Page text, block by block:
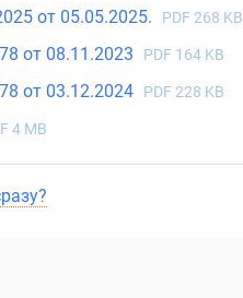
от 05.05.2025. PDF 268 KB
от 08.11.2023 PDF 164 KB
от 03.12.2024 PDF 228 KB
4 MB